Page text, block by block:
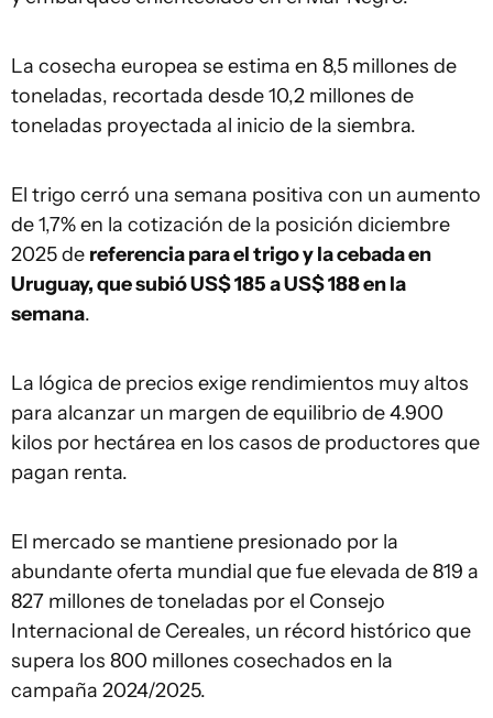
La cosecha europea se estima en 8,5 millones de
toneladas, recortada desde 10,2 millones de
toneladas proyectada al inicio de la siembra.
El trigo cerró una semana positiva con un aumento
de 1,7% en la cotización de la posición diciembre
2025 de referencia para el trigo y la cebada en
Uruguay, que subió US$ 185 a US$ 188 en la
semana.
La lógica de precios exige rendimientos muy altos
para alcanzar un margen de equilibrio de 4.900
kilos por hectárea en los casos de productores que
pagan renta.
El mercado se mantiene presionado por la
abundante oferta mundial que fue elevada de 819 a
827 millones de toneladas por el Consejo
Internacional de Cereales, un récord histórico que
supera los 800 millones cosechados en la
campaña 2024/2025.